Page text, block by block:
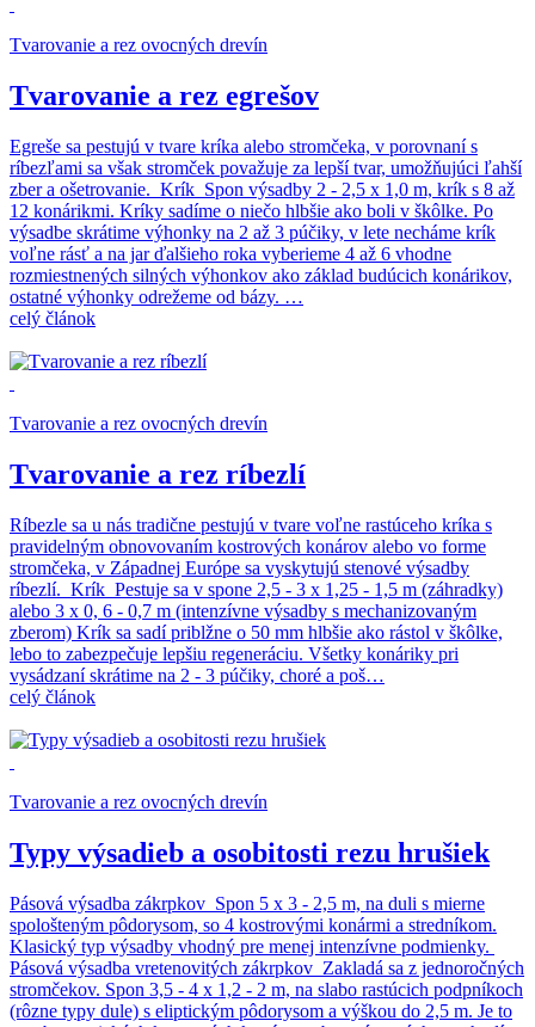
Tvarovanie a rez ovocných drevín
Tvarovanie a rez egrešov
Egreše sa pestujú v tvare kríka alebo stromčeka, v porovnaní s
ríbezľami sa však stromček považuje za lepší tvar, umožňujúci ľahší
zber a ošetrovanie. Krík Spon výsadby 2 - 2,5 x 1,0 m, krík s 8 až
12 konárikmi. Kríky sadíme o niečo hlbšie ako boli v škôlke. Po
výsadbe skrátime výhonky na 2 až 3 púčiky, v lete necháme krík
voľne rásť a na jar ďalšieho roka vyberieme 4 až 6 vhodne
rozmiestnených silných výhonkov ako základ budúcich konárikov,
ostatné výhonky odrežeme od bázy. …
celý článok
Tvarovanie a rez ovocných drevín
Tvarovanie a rez ríbezlí
Ríbezle sa u nás tradične pestujú v tvare voľne rastúceho kríka s
pravidelným obnovovaním kostrových konárov alebo vo forme
stromčeka, v Západnej Európe sa vyskytujú stenové výsadby
ríbezlí. Krík Pestuje sa v spone 2,5 - 3 x 1,25 - 1,5 m (záhradky)
alebo 3 x 0, 6 - 0,7 m (intenzívne výsadby s mechanizovaným
zberom) Krík sa sadí priblžne o 50 mm hlbšie ako rástol v škôlke,
lebo to zabezpečuje lepšiu regeneráciu. Všetky konáriky pri
vysádzaní skrátime na 2 - 3 púčiky, choré a poš…
celý článok
Tvarovanie a rez ovocných drevín
Typy výsadieb a osobitosti rezu hrušiek
Pásová výsadba zákrpkov Spon 5 x 3 - 2,5 m, na duli s mierne
spološteným pôdorysom, so 4 kostrovými konármi a stredníkom.
Klasický typ výsadby vhodný pre menej intenzívne podmienky.
Pásová výsadba vretenovitých zákrpkov Zakladá sa z jednoročných
stromčekov. Spon 3,5 - 4 x 1,2 - 2 m, na slabo rastúcich podpníkoch
(rôzne typy dule) s eliptickým pôdorysom a výškou do 2,5 m. Je to